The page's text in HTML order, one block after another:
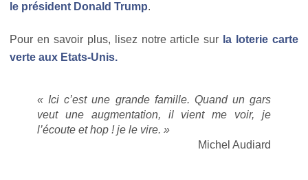
le président Donald Trump.
Pour en savoir plus, lisez notre article sur la loterie carte
verte aux Etats-Unis.
« Ici c’est une grande famille. Quand un gars
veut une augmentation, il vient me voir, je
l’écoute et hop ! je le vire. »
Michel Audiard